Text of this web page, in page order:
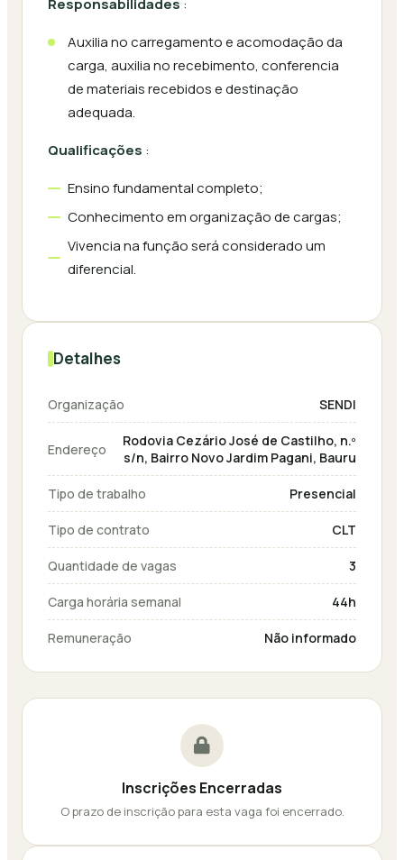
Responsabilidades :
Auxilia no carregamento e acomodação da
carga, auxilia no recebimento, conferencia
de materiais recebidos e destinação
adequada.
Qualificações :
Ensino fundamental completo;
Conhecimento em organização de cargas;
Vivencia na função será considerado um
diferencial.
Detalhes
Organização SENDI
Endereço
Rodovia Cezário José de Castilho, n.º
s/n, Bairro Novo Jardim Pagani, Bauru
Tipo de trabalho Presencial
Tipo de contrato CLT
Quantidade de vagas 3
Carga horária semanal 44h
Remuneração Não informado
Inscrições Encerradas
O prazo de inscrição para esta vaga foi encerrado.